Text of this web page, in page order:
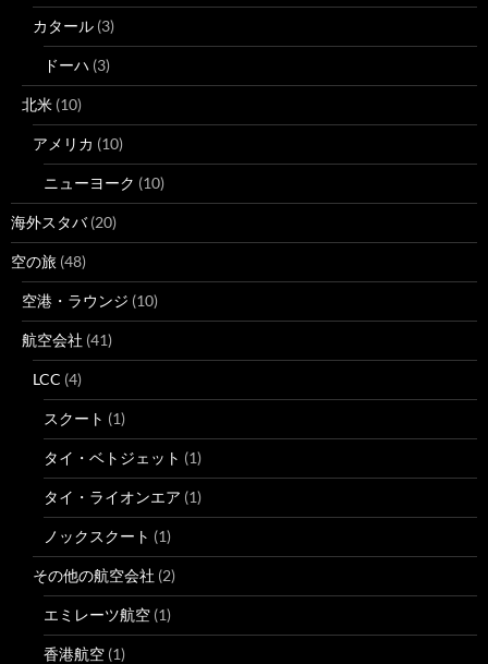
カタール (3)
ドーハ (3)
北米 (10)
アメリカ (10)
ニューヨーク (10)
海外スタバ(20)
空の旅 (48)
空港・ラウンジ (10)
航空会社 (41)
LCC (4)
スクート (1)
タイ・ベトジェット (1)
タイ・ライオンエア (1)
ノックスクート (1)
その他の航空会社 (2)
エミレーツ航空 (1)
香港航空 (1)